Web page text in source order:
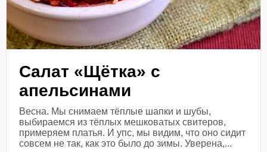
Салат «Щётка» с
апельсинами
Весна. Мы снимаем тёплые шапки и шубы,
выбираемся из тёплых мешковатых свитеров,
примеряем платья. И упс, мы видим, что оно сидит
совсем не так, как это было до зимы. Уверена,...